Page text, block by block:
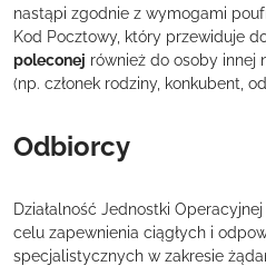
nastąpi zgodnie z wymogami
Kod Pocztowy, który przewiduje
poleconej również do osoby innej
(np. członek rodziny, konkubent,
Odbiorcy
Działalność Jednostki
celu zapewnienia ciągłych i
specjalistycznych w zakresie